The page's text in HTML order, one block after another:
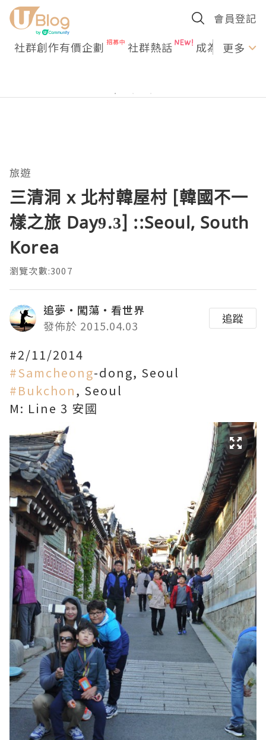
會員登記
社群創作有價企劃 社群熱話 成為U更多
旅遊
三清洞 x 北村韓屋村 [韓國不一
樣之旅 Day9.3] ::Seoul, South
Korea
瀏覽次數:3007
追夢‧闖蕩‧看世界
發佈於 2015.04.03
追蹤
#2/11/2014
‪#‎Samcheong‬-dong, Seoul
‪#‎Bukchon‬, Seoul
M: Line 3 安國